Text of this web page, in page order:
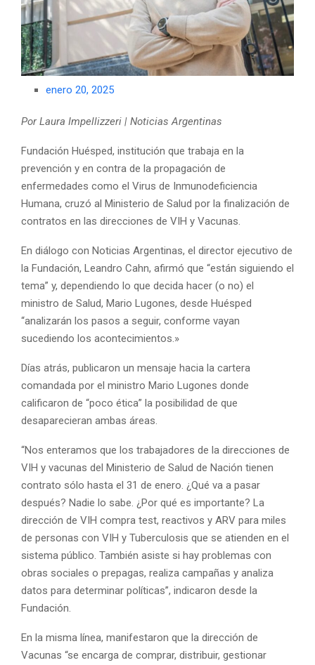
enero 20, 2025
Por Laura Impellizzeri | Noticias Argentinas
Fundación Huésped, institución que trabaja en la
prevención y en contra de la propagación de
enfermedades como el Virus de Inmunodeficiencia
Humana, cruzó al Ministerio de Salud por la finalización de
contratos en las direcciones de VIH y Vacunas.
En diálogo con Noticias Argentinas, el director ejecutivo de
la Fundación, Leandro Cahn, afirmó que “están siguiendo el
tema” y, dependiendo lo que decida hacer (o no) el
ministro de Salud, Mario Lugones, desde Huésped
“analizarán los pasos a seguir, conforme vayan
sucediendo los acontecimientos.»
Días atrás, publicaron un mensaje hacia la cartera
comandada por el ministro Mario Lugones donde
calificaron de “poco ética” la posibilidad de que
desaparecieran ambas áreas.
“Nos enteramos que los trabajadores de la direcciones de
VIH y vacunas del Ministerio de Salud de Nación tienen
contrato sólo hasta el 31 de enero. ¿Qué va a pasar
después? Nadie lo sabe. ¿Por qué es importante? La
dirección de VIH compra test, reactivos y ARV para miles
de personas con VIH y Tuberculosis que se atienden en el
sistema público. También asiste si hay problemas con
obras sociales o prepagas, realiza campañas y analiza
datos para determinar políticas”, indicaron desde la
Fundación.
En la misma línea, manifestaron que la dirección de
Vacunas “se encarga de comprar, distribuir, gestionar